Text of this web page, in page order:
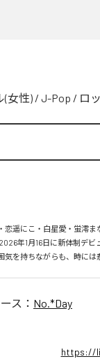
(女性) / J-Pop / ロ
恋遥にこ・白星愛・蛍澪
年1月16日に新体制デビ
気を持ちながらも、時には
ス： No.*Day
https://